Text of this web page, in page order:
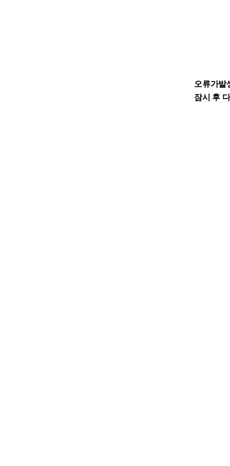
오류가발
잠시 후